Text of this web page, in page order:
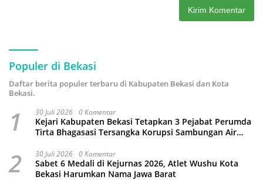
Populer di Bekasi
Daftar berita populer terbaru di Kabupaten Bekasi dan Kota
Bekasi.
1 30 Juli 2026 0 Komentar
Kejari Kabupaten Bekasi Tetapkan 3 Pejabat Perumda
Tirta Bhagasasi Tersangka Korupsi Sambungan Air
2 30 Juli 2026 0 Komentar
Sabet 6 Medali di Kejurnas 2026, Atlet Wushu Kota
Bekasi Harumkan Nama Jawa Barat